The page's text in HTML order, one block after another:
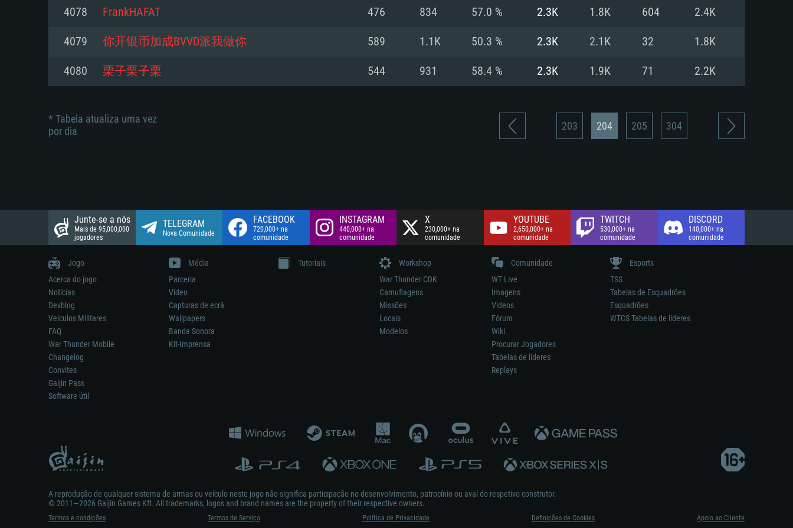
Disco: 23,1 GB
Network: Internet de banda larga.
Disco: 21,5 GB
Disco: 60,2 GB
Network: Internet de banda larga.
Disco: 21,5 GB
Network: Internet de banda larga.
Disco: 60,2 GB
4078 FrankHAFAT 476 834 57.0 % 2.3K 1.8K 604 2.4K
4079 你开银币加成BVVD派我做你 589 1.1K 50.3 % 2.3K 2.1K 32 1.8K
4080 栗子栗子栗 544 931 58.4 % 2.3K 1.9K 71 2.2K
* Tabela atualiza uma vez
por dia
203 204 205 304
Junte-se a nós
Mais de 95,000,000
jogadores
TELEGRAM
Nova Comunidade
FACEBOOK
720,000+ na
comunidade
INSTAGRAM
440,000+ na
comunidade
X
230,000+ na
comunidade
YOUTUBE
2,650,000+ na
comunidade
TWITCH
530,000+ na
comunidade
DISCORD
140,000+ na
comunidade
Jogo
Acerca do jogo
Notícias
Devblog
Veículos Militares
FAQ
War Thunder Mobile
Changelog
Convites
Gaijin Pass
Software útil
Média
Parceria
Video
Capturas de ecrã
Wallpapers
Banda Sonora
Kit-Imprensa
Tutoriais
Workshop
War Thunder CDK
Camuflagens
Missões
Locais
Modelos
Comunidade
WT Live
Imagens
Videos
Fórum
Wiki
Procurar Jogadores
Tabelas de líderes
Replays
Esports
TSS
Tabelas de Esquadrões
Esquadrões
WTCS Tabelas de líderes
A reprodução de qualquer sistema de armas ou veículo neste jogo não significa participação no desenvolvimento, patrocínio ou aval do respetivo construtor.
© 2011—2026 Gaijin Games Kft. All trademarks, logos and brand names are the property of their respective owners.
Termos e condições Termos de Serviço Política de Privacidade Definições de Cookies Apoio ao Cliente